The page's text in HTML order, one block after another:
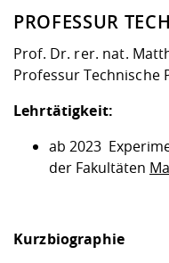
PROFESSUR
Prof. Dr. rer. nat.
Professur Technische
Lehrtätigkeit:
ab 2023
der Fakultäten
Kurzbiographie